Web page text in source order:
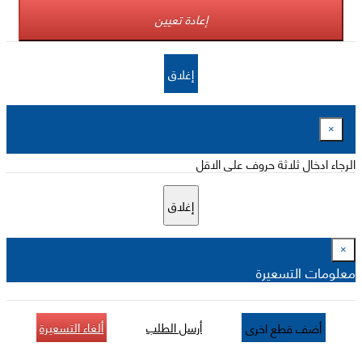
إعادة تعيين
إغلاق
×
الرجاء ادخال ثلاثة حروف على الاقل
إغلاق
×
معلومات التسعيرة
أضف قطع اخرى أرسل الطلب ألغاء التسعيرة